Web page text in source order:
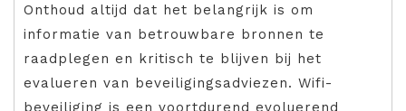
Onthoud altijd dat het belangrijk is om
informatie van betrouwbare bronnen te
raadplegen en kritisch te blijven bij het
evalueren van beveiligingsadviezen. Wifi-
beveiliging is een voortdurend evoluerend